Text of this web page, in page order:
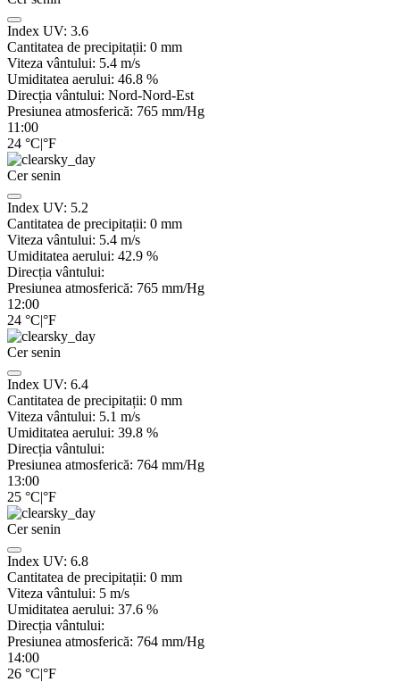
Index UV: 3.6
Cantitatea de precipitații: 0 mm
Viteza vântului: 5.4 m/s
Umiditatea aerului: 46.8 %
Direcția vântului: Nord-Nord-Est
Presiunea atmosferică: 765 mm/Hg
11:00
24 °C|°F
Cer senin
Index UV: 5.2
Cantitatea de precipitații: 0 mm
Viteza vântului: 5.4 m/s
Umiditatea aerului: 42.9 %
Direcția vântului:
Presiunea atmosferică: 765 mm/Hg
12:00
24 °C|°F
Cer senin
Index UV: 6.4
Cantitatea de precipitații: 0 mm
Viteza vântului: 5.1 m/s
Umiditatea aerului: 39.8 %
Direcția vântului:
Presiunea atmosferică: 764 mm/Hg
13:00
25 °C|°F
Cer senin
Index UV: 6.8
Cantitatea de precipitații: 0 mm
Viteza vântului: 5 m/s
Umiditatea aerului: 37.6 %
Direcția vântului:
Presiunea atmosferică: 764 mm/Hg
14:00
26 °C|°F